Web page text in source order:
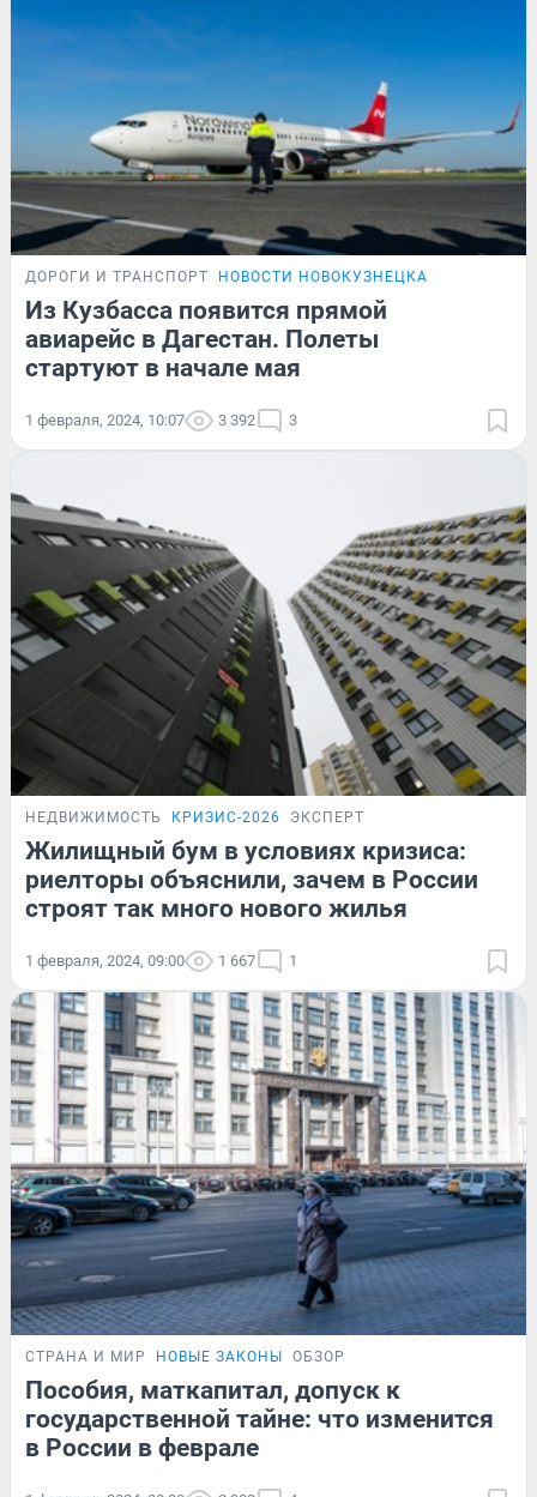
ДОРОГИ И ТРАНСПОРТ НОВОСТИ НОВОКУЗНЕЦКА
Из Кузбасса появится прямой
авиарейс в Дагестан. Полеты
стартуют в начале мая
1 февраля, 2024, 10:07 3 392 3
НЕДВИЖИМОСТЬ КРИЗИС-2026 ЭКСПЕРТ
Жилищный бум в условиях кризиса:
риелторы объяснили, зачем в России
строят так много нового жилья
1 февраля, 2024, 09:00 1 667 1
СТРАНА И МИР НОВЫЕ ЗАКОНЫ ОБЗОР
Пособия, маткапитал, допуск к
государственной тайне: что изменится
в России в феврале